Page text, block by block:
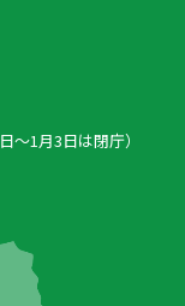
〜1月3日は閉庁）